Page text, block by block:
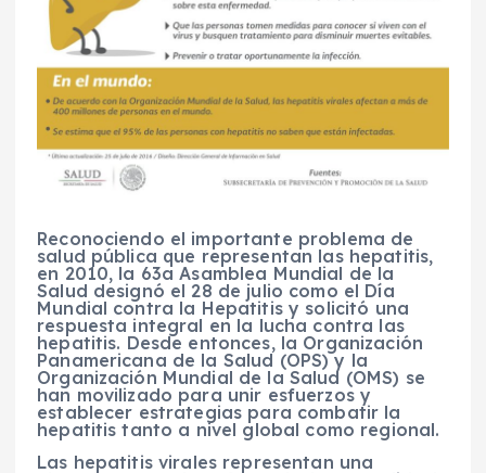
Reconociendo el importante problema de
salud pública que representan las hepatitis,
en 2010, la 63a Asamblea Mundial de la
Salud designó el 28 de julio como el Día
Mundial contra la Hepatitis y solicitó una
respuesta integral en la lucha contra las
hepatitis. Desde entonces, la Organización
Panamericana de la Salud (OPS) y la
Organización Mundial de la Salud (OMS) se
han movilizado para unir esfuerzos y
establecer estrategias para combatir la
hepatitis tanto a nivel global como regional.
Las hepatitis virales representan una